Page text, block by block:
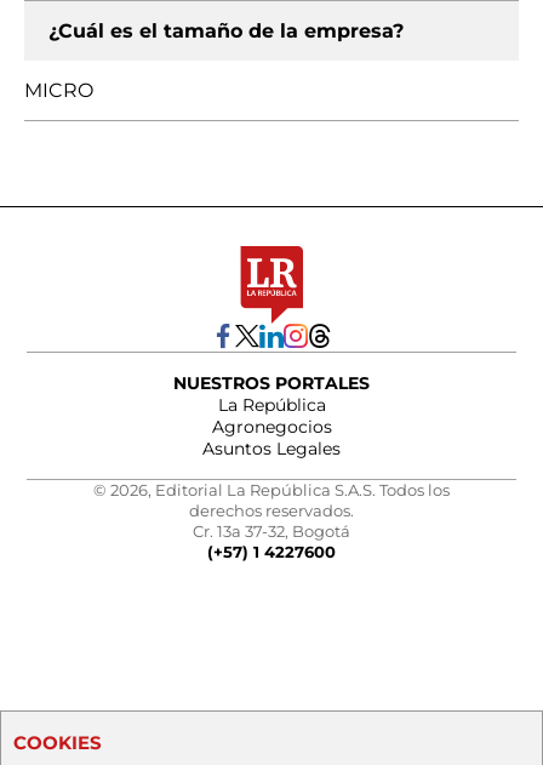
¿Cuál es el tamaño de la empresa?
MICRO
NUESTROS PORTALES
La República
Agronegocios
Asuntos Legales
© 2026, Editorial La República S.A.S. Todos los
derechos reservados.
Cr. 13a 37-32, Bogotá
(+57) 1 4227600
COOKIES